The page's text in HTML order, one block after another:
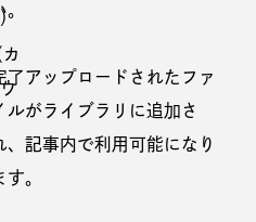
。
了アップロードされたファ
ルがライブラリに追加さ
、記事内で利用可能になり
す。